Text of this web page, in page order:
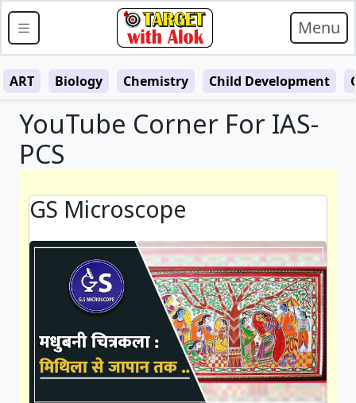
Menu
ART Biology Chemistry Child Development
YouTube Corner For IAS-
PCS
GS Microscope